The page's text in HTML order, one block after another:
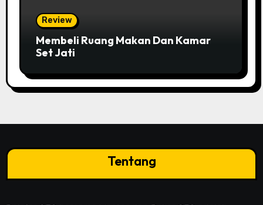
Review
Membeli Ruang Makan Dan Kamar
Set Jati
Tentang